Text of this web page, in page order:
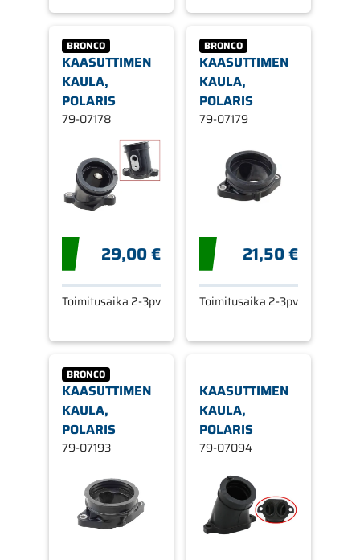
BRONCO
KAASUTTIMEN
KAULA,
POLARIS
79-07178
29,00 €
Toimitusaika 2-3pv
BRONCO
KAASUTTIMEN
KAULA,
POLARIS
79-07179
21,50 €
Toimitusaika 2-3pv
BRONCO
KAASUTTIMEN
KAULA,
POLARIS
79-07193
KAASUTTIMEN
KAULA,
POLARIS
79-07094